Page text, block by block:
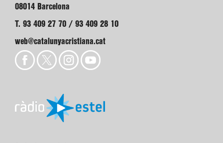
08014 Barcelona
T. 93 409 27 70 / 93 409 28 10
web@catalunyacristiana.cat